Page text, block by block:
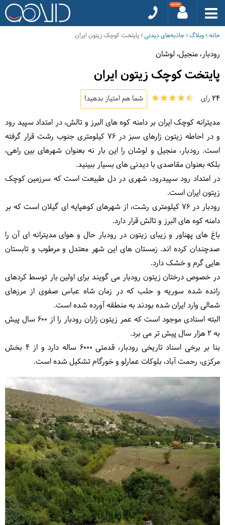
خانه وبلاگ جاذبه‌های دیدنی پایتخت کوچک زیتون ایران
رودبار، منجیل، لوشان
پایتخت کوچک زیتون ایران
24رای شما هم امتیاز بدهید!
مدیترانه کوچک ایران بر دامنه کوه های البرز و تالش، در امتداد سپید رود
و در احاطه زیتون زارهای سبز در 76 کیلومتری جنوب رشت قرار گرفته
است. رودبار، منجیل و لوشان را این بار نه بعنوان شهرهای بین راهی،
بلکه بعنوان مقاصدی با دیدنی های بسیار ببینید.
در امتداد رود سپیدرود، شهری در دل طبیعت است که سرزمین کوچک
زیتون ایران است.
رودبار در 76 کیلومتری رشت، از شهرهای کوهپایه ای گیلان است که بر
دامنه کوه های البرز و تالش قرار دارد.
باغ های پهناور و زیبای زیتون در رودبار حال و هوای مدیترانه ای آن را
صدچندان کرده اند. زمستان های این شهر معتدل و مرطوب و تابستان
هایی گرم و خشک دارد.
در خصوص درختان زیتون رودبار می گویند برای اولین بار توسط کردهای
رانده شده سوریه و حلب که در زمان شاه عباس صفوی از مرزهای
شمالی وارد ایران شده بودند به منطقه آورده شده است.
البته اسنادی موجود است که عمر زیتون زاران رودبار را از 600 سال پیش
به 2 هزار سال پیش تر می برد.
بنا بر برخی اسناد تاریخی رودبار، قدمتی 6000 ساله دارد و از 4 بخش
مرکزی، رحمت آباد، بلوکات عمارلو و خورگام تشکیل شده است.